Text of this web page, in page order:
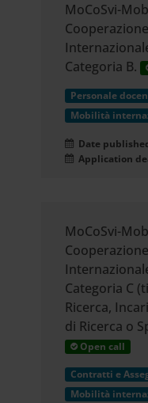
MoCoSvi-
Categoria B.
Personale
Mobilità
Date
Application
MoCoSvi-
Categoria C
Ricerca,
di Ricerca o
Open call
Contratti e
Mobilità